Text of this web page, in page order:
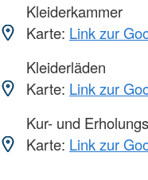
Kleiderkammer
Karte: Link zur
Kleiderläden
Karte: Link zur
Kur- und
Karte: Link zur